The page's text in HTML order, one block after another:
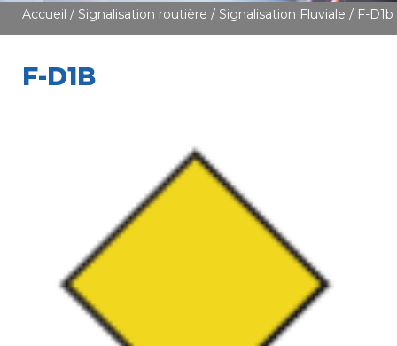
Accueil / Signalisation routière / Signalisation Fluviale / F-D1b
F-D1B